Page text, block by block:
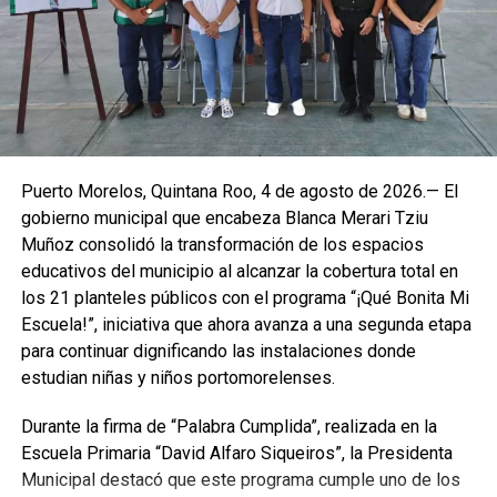
Morelos demuestra con este Atlas que está preparado y
que la prevención es su mayor fortaleza.
Puerto Morelos, Quintana Roo, 4 de agosto de 2026.— El
gobierno municipal que encabeza Blanca Merari Tziu
Muñoz consolidó la transformación de los espacios
educativos del municipio al alcanzar la cobertura total en
los 21 planteles públicos con el programa “¡Qué Bonita Mi
Escuela!”, iniciativa que ahora avanza a una segunda etapa
para continuar dignificando las instalaciones donde
estudian niñas y niños portomorelenses.
Durante la firma de “Palabra Cumplida”, realizada en la
Escuela Primaria “David Alfaro Siqueiros”, la Presidenta
Municipal destacó que este programa cumple uno de los